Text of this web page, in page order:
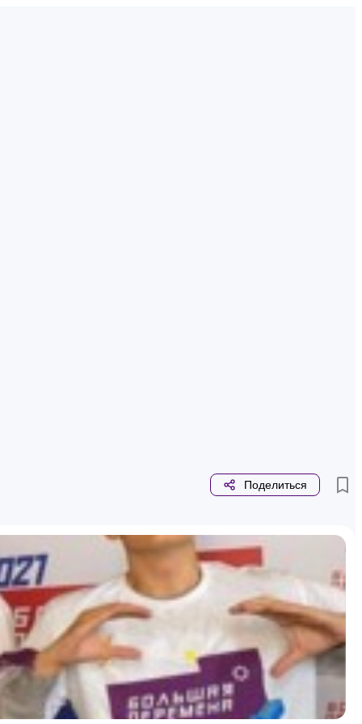
Поделиться